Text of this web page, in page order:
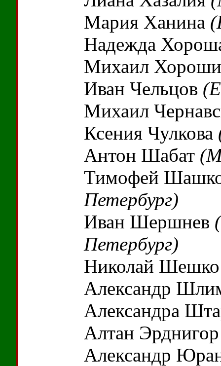
Мария Ханина
Надежда
Михаил
Иван Чельцов
Михаил
Ксения Чулкова
Антон Шабат
Тимофей
Петербург)
Иван Шершнев
Петербург)
Николай
Александр
Александра
Алтан
Александр